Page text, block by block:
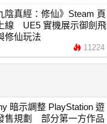
陰真經：修仙》Steam 頁
線 UE5 實機展示御劍飛
修仙玩法
11224
暗示調整 PlayStation 遊
售規劃 部分第一方作品